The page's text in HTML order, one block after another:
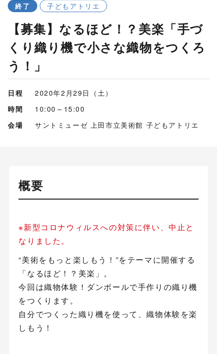
終了 子どもアトリエ
【募集】なるほど！？美楽「手づ
くり織り機で小さな織物をつくろ
う！」
日程
2020年2月29日（土）
時間
10:00～15:00
会場
サントミューゼ 上田市立美術館 子どもアトリエ
概要
※新型コロナウィルスへの対策に伴い、中止と
なりました。
“美術をもっと楽しもう！”をテーマに開催する
「なるほど！？美楽」。
今回は織物体験！ダンボールで手作りの織り機
をつくります。
自分でつくった織り機を使って、織物体験を楽
しもう！